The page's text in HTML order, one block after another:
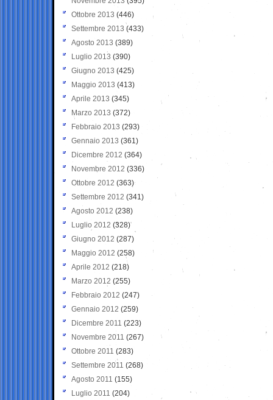
Ottobre 2013 (446)
Settembre 2013 (433)
Agosto 2013 (389)
Luglio 2013 (390)
Giugno 2013 (425)
Maggio 2013 (413)
Aprile 2013 (345)
Marzo 2013 (372)
Febbraio 2013 (293)
Gennaio 2013 (361)
Dicembre 2012 (364)
Novembre 2012 (336)
Ottobre 2012 (363)
Settembre 2012 (341)
Agosto 2012 (238)
Luglio 2012 (328)
Giugno 2012 (287)
Maggio 2012 (258)
Aprile 2012 (218)
Marzo 2012 (255)
Febbraio 2012 (247)
Gennaio 2012 (259)
Dicembre 2011 (223)
Novembre 2011 (267)
Ottobre 2011 (283)
Settembre 2011 (268)
Agosto 2011 (155)
Luglio 2011 (204)